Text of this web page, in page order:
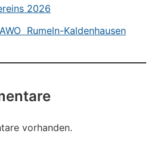
2026
Rumeln-Kaldenhausen
vorhanden.